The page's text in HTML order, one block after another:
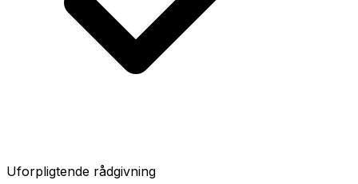
Uforpligtende rådgivning